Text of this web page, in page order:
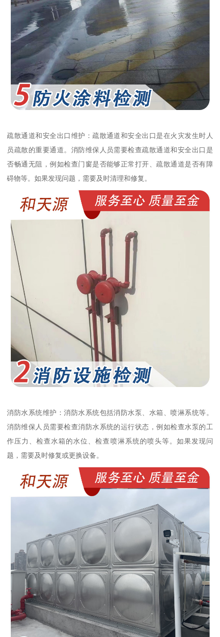
疏散通道和安全出口维护：疏散通道和安全出口是在火灾发生时人
员疏散的重要通道。消防维保人员需要检查疏散通道和安全出口是
否畅通无阻，例如检查门窗是否能够正常打开、疏散通道是否有障
碍物等。如果发现问题，需要及时清理和修复。
消防水系统维护：消防水系统包括消防水泵、水箱、喷淋系统等。
消防维保人员需要检查消防水系统的运行状态，例如检查水泵的工
作压力、检查水箱的水位、检查喷淋系统的喷头等。如果发现问
题，需要及时修复或更换设备。